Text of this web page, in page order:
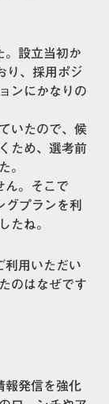
。設立当初か
り、採用ポジ
ンにかなりの
いたので、候
ため、選考前
。
ん。そこで
プランを利
たね。
利用いただい
のはなぜです
報発信を強化